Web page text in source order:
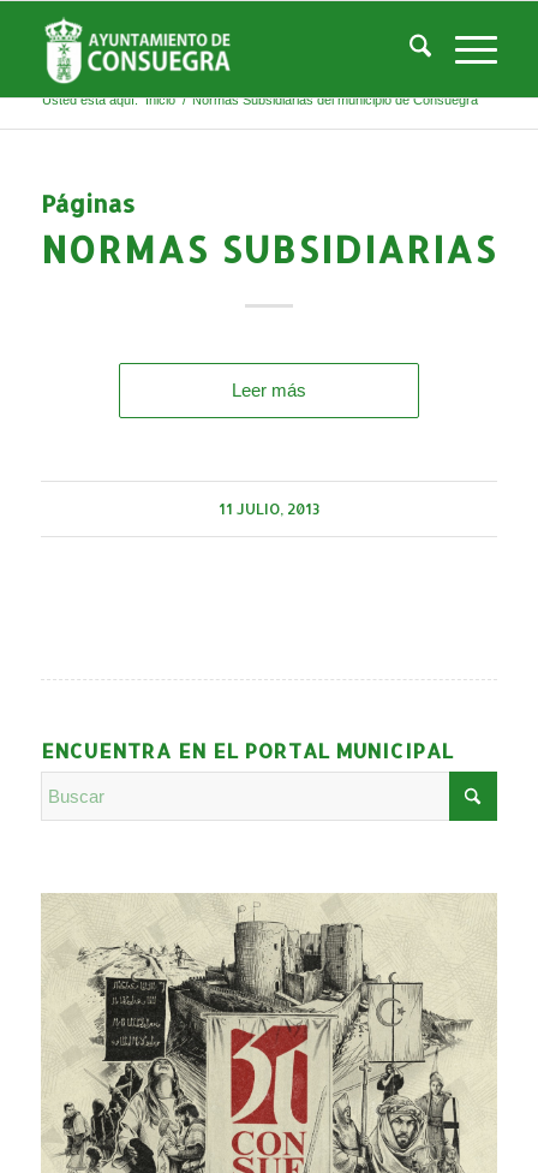
Listado de la etiqueta: Normas Subsidiarias del
municipio de Consuegra
Usted está aquí: Inicio / Normas Subsidiarias del municipio de Consuegra
Páginas
NORMAS SUBSIDIARIAS
Leer más
11 JULIO, 2013
ENCUENTRA EN EL PORTAL MUNICIPAL